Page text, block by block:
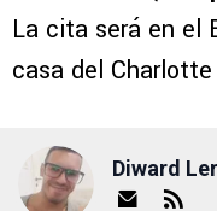
La cita será en el
casa del Charlotte
Diward